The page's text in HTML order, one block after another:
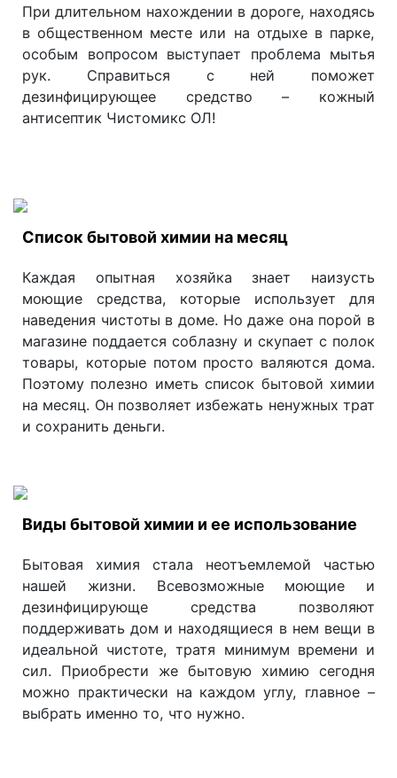
При длительном нахождении в дороге, находясь
в общественном месте или на отдыхе в парке,
особым вопросом выступает проблема мытья
рук. Справиться с ней поможет
дезинфицирующее средство – кожный
антисептик Чистомикс ОЛ!
Список бытовой химии на месяц
Каждая опытная хозяйка знает наизусть
моющие средства, которые использует для
наведения чистоты в доме. Но даже она порой в
магазине поддается соблазну и скупает с полок
товары, которые потом просто валяются дома.
Поэтому полезно иметь список бытовой химии
на месяц. Он позволяет избежать ненужных трат
и сохранить деньги.
Виды бытовой химии и ее использование
Бытовая химия стала неотъемлемой частью
нашей жизни. Всевозможные моющие и
дезинфицирующе средства позволяют
поддерживать дом и находящиеся в нем вещи в
идеальной чистоте, тратя минимум времени и
сил. Приобрести же бытовую химию сегодня
можно практически на каждом углу, главное –
выбрать именно то, что нужно.